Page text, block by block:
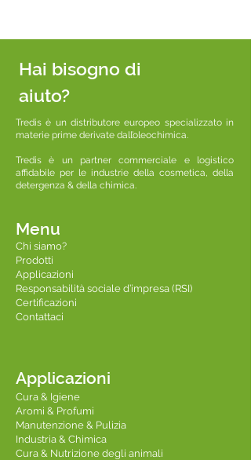
Hai bisogno di
aiuto?
Tredis è un distributore europeo specializzato in
materie prime derivate dall’oleochimica.
Tredis è un partner commerciale e logistico
affidabile per le industrie della cosmetica, della
detergenza & della chimica.
Chi siamo?
Prodotti
Applicazioni
Responsabilità sociale d’impresa (RSI)
Certificazioni
Contattaci
Menu
Applicazioni
Cura & Igiene
Aromi & Profumi
Manutenzione & Pulizia
Industria & Chimica
Cura & Nutrizione degli animali